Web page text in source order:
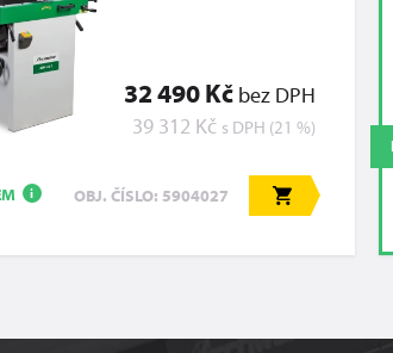
32 490 Kč bez DPH
39 312 Kč s DPH (21 %)
i OBJ. ČÍSLO: 5904027